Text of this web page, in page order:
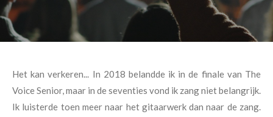
Het kan verkeren... In 2018 belandde ik in de finale van The
Voice Senior, maar in de seventies vond ik zang niet belangrijk.
Ik luisterde toen meer naar het gitaarwerk dan naar de zang.